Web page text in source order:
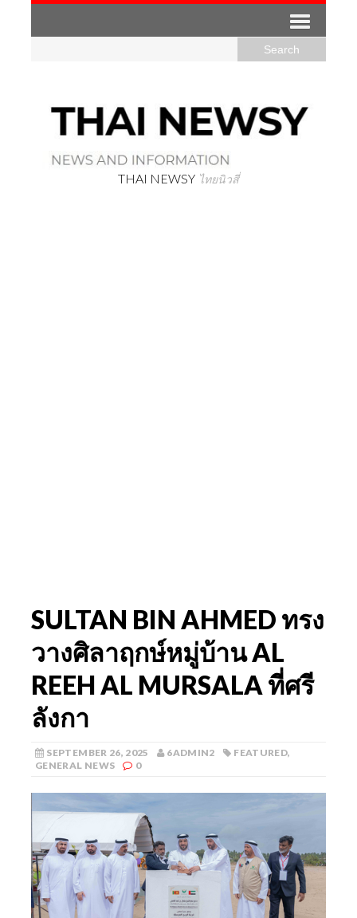
THAI NEWSY ไทยนิวสี่
SULTAN BIN AHMED ทรง
วางศิลาฤกษ์หมู่บ้าน AL
REEH AL MURSALA ที่ศรี
ลังกา
SEPTEMBER 26, 2025 6ADMIN2 FEATURED,
GENERAL NEWS
0